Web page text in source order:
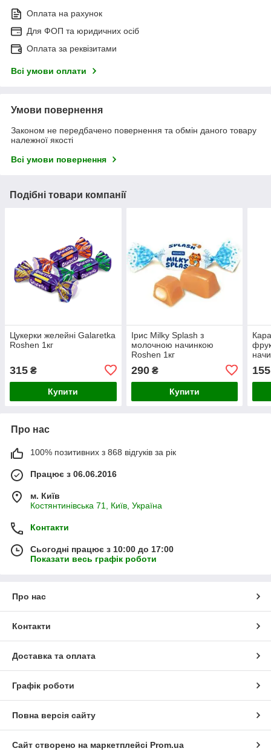
Оплата на рахунок
Для ФОП та юридичних осіб
Оплата за реквізитами
Всі умови оплати
Умови повернення
Законом не передбачено повернення та обмін даного товару
належної якості
Всі умови повернення
Подібні товари компанії
Цукерки желейні Galaretka
Roshen 1кг
315 ₴
Купити
Ірис Milky Splash з
молочною начинкою
Roshen 1кг
290₴
Купити
155
Про нас
100% позитивних з 868 відгуків за рік
Працює з 06.06.2016
м. Київ
Костянтинівська 71, Київ, Україна
Контакти
Сьогодні працює з 10:00 до 17:00
Показати весь графік роботи
Про нас
Контакти
Доставка та оплата
Графік роботи
Повна версія сайту
Сайт створено на маркетплейсі Prom.ua